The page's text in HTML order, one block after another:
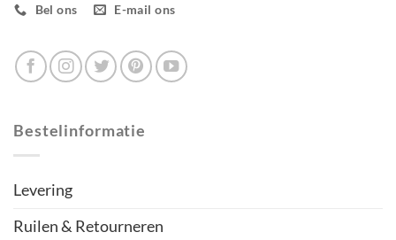
Bel ons E-mail ons
Bestelinformatie
Levering
Ruilen & Retourneren